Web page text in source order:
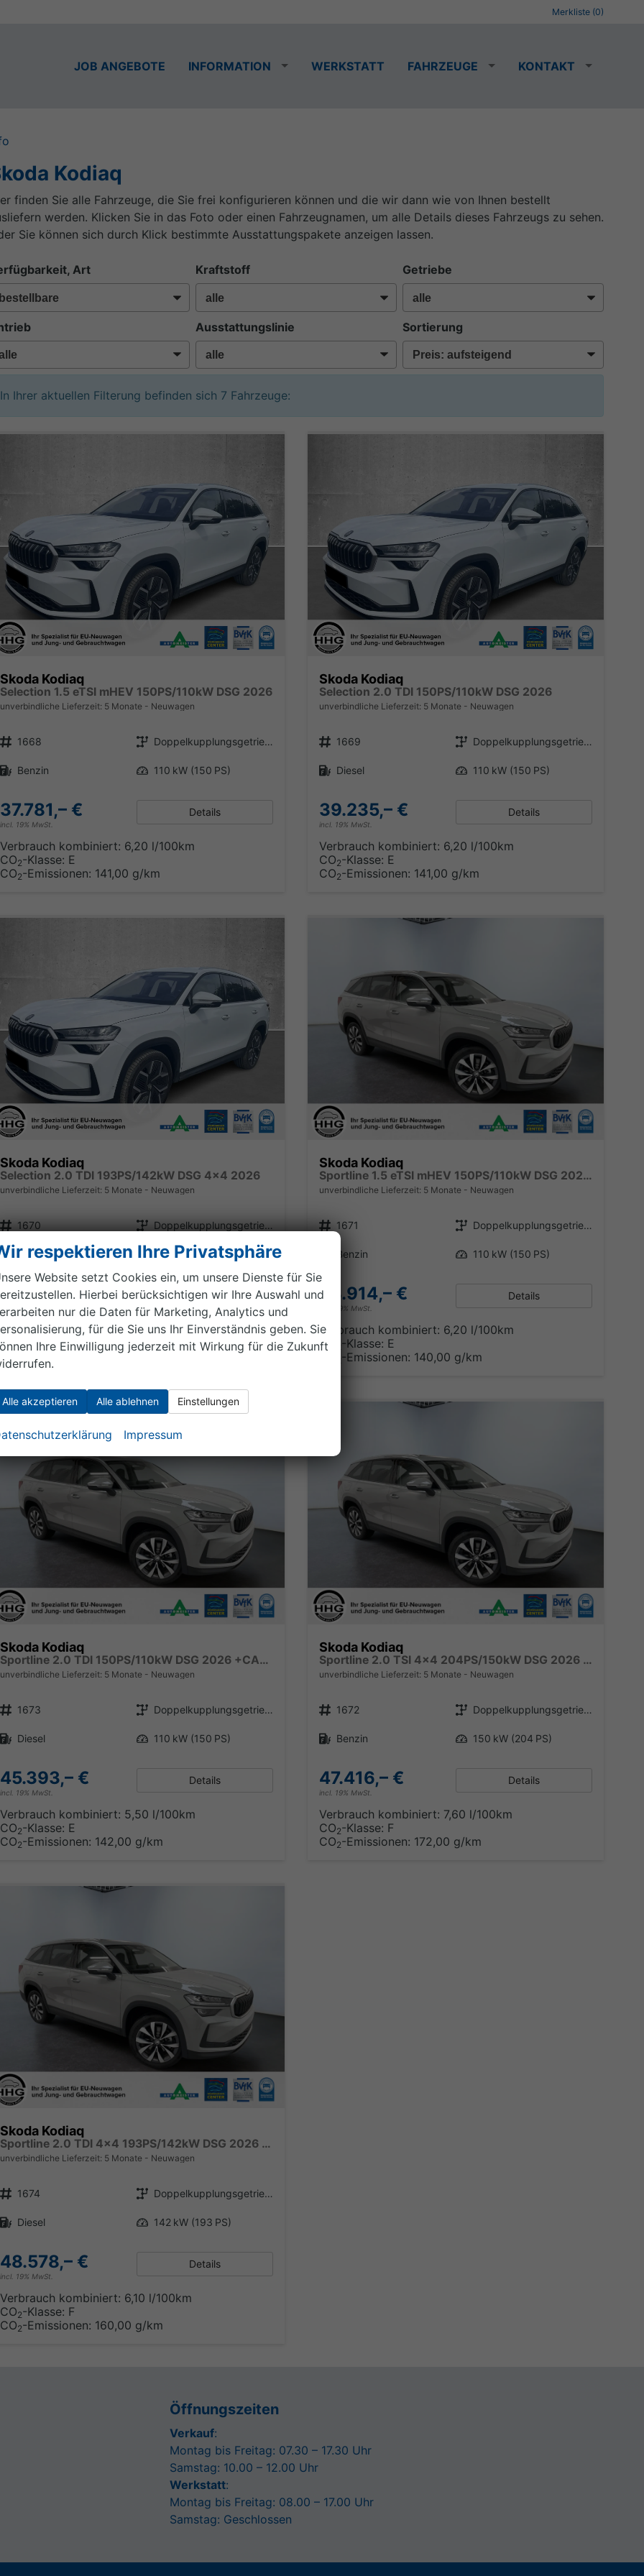
Merkliste (0)
JOB ANGEBOTE INFORMATION WERKSTATT FAHRZEUGE KONTAKT
Kodiaq
finden Sie alle Fahrzeuge, die Sie frei konfigurieren können und die wir dann wie von Ihnen bestellt
werden. Klicken Sie in das Foto oder einen Fahrzeugnamen, um alle Details dieses Fahrzeugs zu sehen.
Sie können sich durch Klick bestimmte Ausstattungspakete anzeigen lassen.
Art Kraftstoff Getriebe
Ausstattungslinie Sortierung
In Ihrer aktuellen Filterung befinden sich 7 Fahrzeuge:
Skoda Kodiaq
Selection 1.5 eTSI mHEV 150PS/110kW DSG 2026
unverbindliche Lieferzeit: 5 Monate Neuwagen
Fahrzeugnr. 1668 Getriebe
Doppelkupplungsgetriebe (DSG)
Kraftstoff
Benzin Leistung 110 kW (150 PS)
37.781,– €
incl. 19% MwSt.
Details
Verbrauch kombiniert: 6,20 l/100km
CO2-Klasse: E
CO2-Emissionen: 141,00 g/km
Skoda Kodiaq
Selection 2.0 TDI 150PS/110kW DSG 2026
unverbindliche Lieferzeit: 5 Monate Neuwagen
Fahrzeugnr. 1669 Getriebe
Doppelkupplungsgetriebe (DSG)
Kraftstoff
Diesel Leistung 110 kW (150 PS)
39.235,– €
incl. 19% MwSt.
Details
Verbrauch kombiniert: 6,20 l/100km
CO2-Klasse: E
CO2-Emissionen: 141,00 g/km
Skoda Kodiaq
Selection 2.0 TDI 193PS/142kW DSG 4x4 2026
unverbindliche Lieferzeit: 5 Monate Neuwagen
Fahrzeugnr. 1670 Getriebe
Doppelkupplungsgetriebe (DSG)
Kraftstoff Diesel Leistung 142 kW (193 PS)
42.251,– €
incl. 19% MwSt.
Details
Verbrauch kombiniert: 6,20 l/100km
CO2-Klasse: E
CO 2 -Emissionen: 141,00 g/km
Skoda Kodiaq
Sportline 1.5 eTSI mHEV 150PS/110kW DSG 2026 +CANTON+CONVENIENCE PLUS+PERFORMANCE+AKUSTIK
unverbindliche Lieferzeit: 5 Monate Neuwagen
Fahrzeugnr. 1671 Getriebe
Doppelkupplungsgetriebe (DSG)
Benzin Leistung 110 kW (150 PS)
43.914,– €
incl. 19% MwSt.
Details
Verbrauch kombiniert: 6,20 l/100km
CO
-Klasse: E
-Emissionen: 140,00 g/km
Skoda Kodiaq
Sportline 2.0 TDI 150PS/110kW DSG 2026 +CANTON+CONVENIENCE PLUS+PERFORMANCE+AKUSTIK
unverbindliche Lieferzeit: 5 Monate Neuwagen
Fahrzeugnr. 1673 Getriebe
Doppelkupplungsgetriebe (DSG)
Kraftstoff
Diesel Leistung 110 kW (150 PS)
45.393,– €
incl. 19% MwSt.
Details
Verbrauch kombiniert: 5,50 l/100km
CO2-Klasse: E
CO2-Emissionen: 142,00 g/km
Skoda Kodiaq
Sportline 2.0 TSI 4x4 204PS/150kW DSG 2026 +CANTON+CONVENIENCE PLUS+PERFORMANCE+AKUSTIK
unverbindliche Lieferzeit: 5 Monate Neuwagen
Fahrzeugnr. 1672 Getriebe
Doppelkupplungsgetriebe (DSG)
Kraftstoff
Benzin Leistung 150 kW (204 PS)
47.416,– €
incl. 19% MwSt.
Details
Verbrauch kombiniert: 7,60 l/100km
CO2-Klasse: F
CO2-Emissionen: 172,00 g/km
Skoda Kodiaq
Sportline 2.0 TDI 4x4 193PS/142kW DSG 2026 +CANTON+CONVENIENCE PLUS+PERFORMANCE+AKUSTIK
unverbindliche Lieferzeit: 5 Monate Neuwagen
Fahrzeugnr. 1674 Getriebe
Doppelkupplungsgetriebe (DSG)
Kraftstoff
Diesel Leistung 142 kW (193 PS)
48.578,– €
incl. 19% MwSt.
Details
Verbrauch kombiniert: 6,10 l/100km
CO2-Klasse: F
CO2-Emissionen: 160,00 g/km
Öffnungszeiten
Verkauf:
Montag bis Freitag: 07.30 – 17.30 Uhr
Samstag: 10.00 – 12.00 Uhr
Werkstatt:
Montag bis Freitag: 08.00 – 17.00 Uhr
Samstag: Geschlossen
respektieren Ihre Privatsphäre
Website setzt Cookies ein, um unsere Dienste für Sie
Hierbei berücksichtigen wir Ihre Auswahl und
nur die Daten für Marketing, Analytics und
für die Sie uns Ihr Einverständnis geben. Sie
Ihre Einwilligung jederzeit mit Wirkung für die Zukunft
Alle akzeptieren Alle ablehnen Einstellungen
Impressum